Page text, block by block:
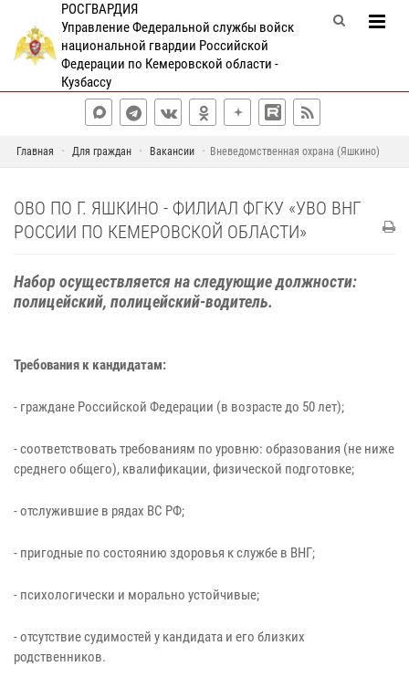
РОСГВАРДИЯ
Управление Федеральной службы войск
национальной гвардии Российской
Федерации по Кемеровской области -
Кузбассу
Главная Для граждан Вакансии Вневедомственная охрана (Яшкино)
ОВО ПО Г. ЯШКИНО - ФИЛИАЛ ФГКУ «УВО ВНГ
РОССИИ ПО КЕМЕРОВСКОЙ ОБЛАСТИ»
Набор осуществляется на следующие должности:
полицейский, полицейский-водитель.
Требования к кандидатам:
- граждане Российской Федерации (в возрасте до 50 лет);
- соответствовать требованиям по уровню: образования (не ниже
среднего общего), квалификации, физической подготовке;
- отслужившие в рядах ВС РФ;
- пригодные по состоянию здоровья к службе в ВНГ;
- психологически и морально устойчивые;
- отсутствие судимостей у кандидата и его близких
родственников.